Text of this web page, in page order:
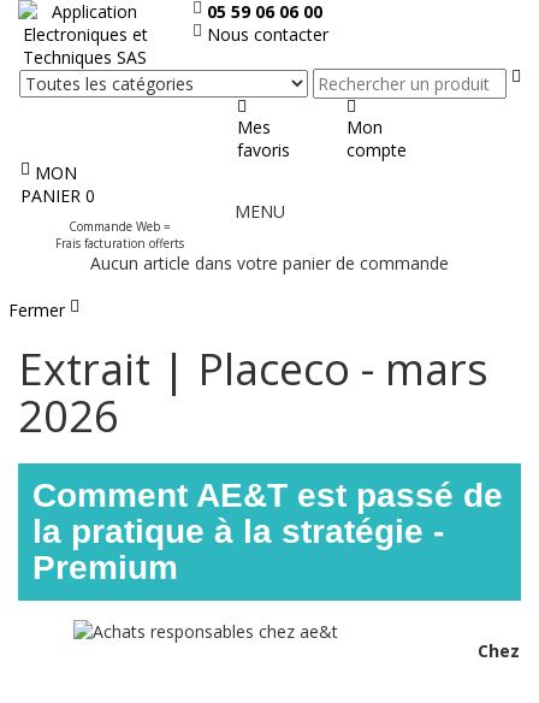
05 59 06 06 00
Nous contacter
Mes
favoris
Mon
compte
MON
PANIER 0
Commande Web =
Frais facturation offerts
le
MENU
Aucun article dans votre panier de commande
Fermer
Extrait | Placeco - mars
2026
Comment AE&T est passé de
la pratique à la stratégie -
Premium
Chez